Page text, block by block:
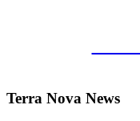
Terra Nova News